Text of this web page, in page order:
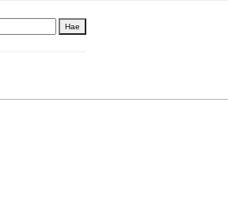
Hae